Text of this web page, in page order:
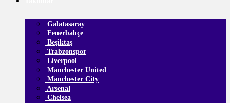
Galatasaray
Fenerbahçe
Beşiktaş
Trabzonspor
Liverpool
Manchester United
Manchester City
Arsenal
Chelsea